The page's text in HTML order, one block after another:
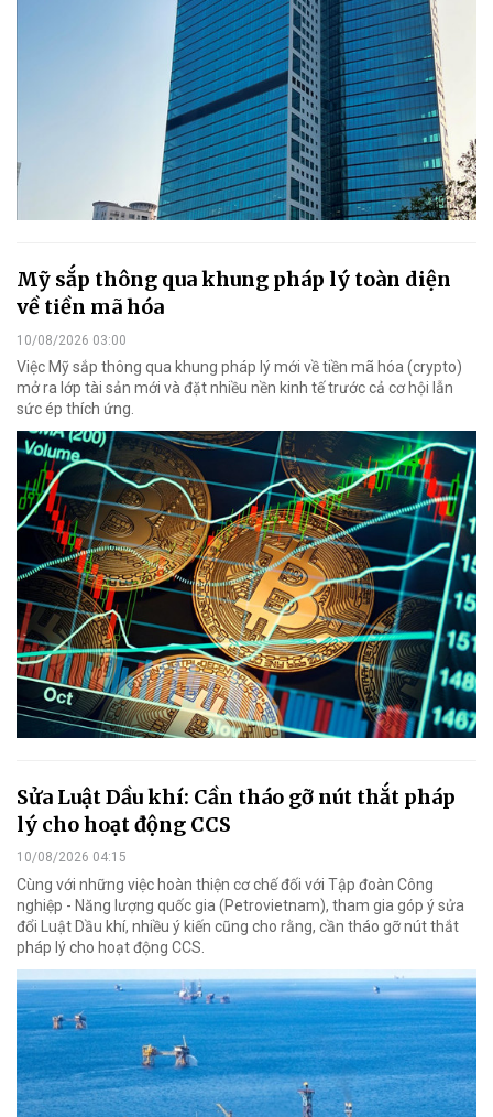
Mỹ sắp thông qua khung pháp lý toàn diện
về tiền mã hóa
10/08/2026 03:00
Việc Mỹ sắp thông qua khung pháp lý mới về tiền mã hóa (crypto)
mở ra lớp tài sản mới và đặt nhiều nền kinh tế trước cả cơ hội lẫn
sức ép thích ứng.
Sửa Luật Dầu khí: Cần tháo gỡ nút thắt pháp
lý cho hoạt động CCS
10/08/2026 04:15
Cùng với những việc hoàn thiện cơ chế đối với Tập đoàn Công
nghiệp - Năng lượng quốc gia (Petrovietnam), tham gia góp ý sửa
đổi Luật Dầu khí, nhiều ý kiến cũng cho rằng, cần tháo gỡ nút thắt
pháp lý cho hoạt động CCS.